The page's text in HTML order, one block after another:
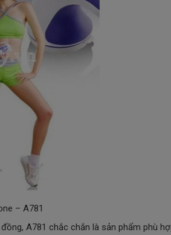
– A781
A781 chắc chắn là sản phẩm phù